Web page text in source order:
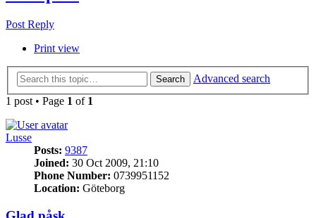
Post Reply
Print view
Search
Advanced search
1 post • Page 1 of 1
Lusse
Posts: 9387
Joined: 30 Oct 2009, 21:10
Phone Number: 0739951152
Location: Göteborg